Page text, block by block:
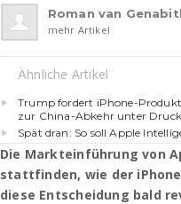
Roman van
mehr Artikel
Ähnliche Artikel
Trump fordert iPhone-
zur China-Abkehr unter Druck
Spät dran: So soll Apple
Die Markteinführung von
stattfinden, wie der
diese Entscheidung bald